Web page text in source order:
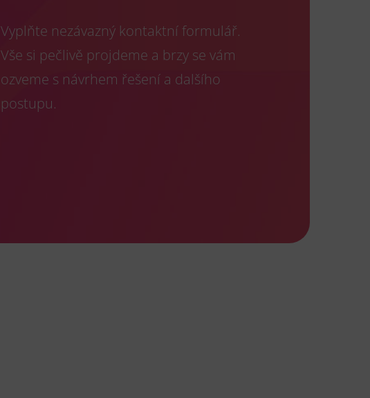
Vyplňte nezávazný kontaktní formulář.
Vše si pečlivě projdeme a brzy se vám
ozveme s návrhem řešení a dalšího
postupu.